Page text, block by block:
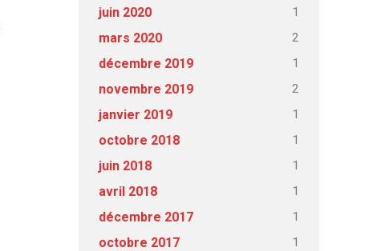
juin 2020 1
mars 2020 2
décembre 2019 1
novembre 2019 2
janvier 2019 1
octobre 2018 1
juin 2018 1
avril 2018 1
décembre 2017 1
octobre 2017 1